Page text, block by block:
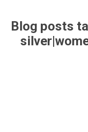
Blog posts